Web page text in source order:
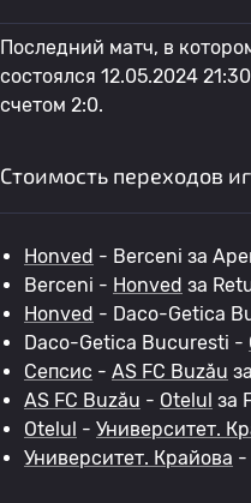
Последний матч, в
состоялся 12.05.2024
счетом 2:0.
Стоимость переходов
Honved - Berceni за
Berceni - Honved за
Honved - Daco-Getica
Daco-Getica Bucuresti -
Сепсис - AS FC Buzău
AS FC Buzău - Otelul за
Otelul - Университет.
Университет. Крайова -